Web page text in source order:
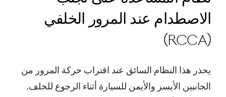
الاصطدام عند المرور الخلفي
(RCCA)
يحذر هذا النظام السائق عند اقتراب حركة المرور من
الجانبين الأيسر والأيمن للسيارة أثناء الرجوع للخلف.